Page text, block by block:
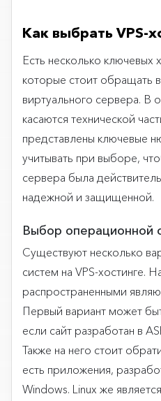
Как выбрать VPS-
Есть несколько ключевых
которые стоит обращать
виртуального сервера. В
касаются технической
представлены ключевые
учитывать при выборе,
сервера была
надежной и защищенной.
Выбор операционной
Существуют несколько
систем на VPS-хостинге.
распространенными
Первый вариант может
если сайт разработан в
Также на него стоит
есть приложения,
Windows. Linux же